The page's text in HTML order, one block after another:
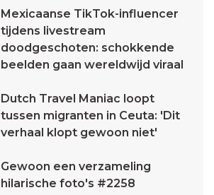
Mexicaanse TikTok-influencer
tijdens livestream
doodgeschoten: schokkende
beelden gaan wereldwijd viraal
Dutch Travel Maniac loopt
tussen migranten in Ceuta: 'Dit
verhaal klopt gewoon niet'
Gewoon een verzameling
hilarische foto's #2258